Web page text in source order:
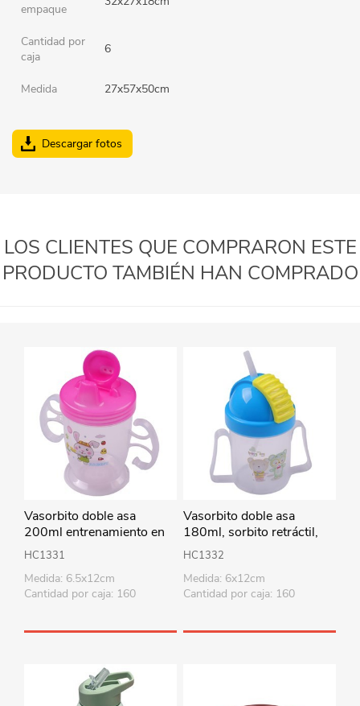
empaque
Cantidad por
caja
6
Medida 27x57x50cm
Descargar fotos
LOS CLIENTES QUE COMPRARON ESTE
PRODUCTO TAMBIÉN HAN COMPRADO
Vasorbito doble asa
200ml entrenamiento en
bolsa, varios colores
HC1331
Medida: 6.5x12cm
Cantidad por caja: 160
Vasorbito doble asa
180ml, sorbito retráctil,
varios colores
HC1332
Medida: 6x12cm
Cantidad por caja: 160